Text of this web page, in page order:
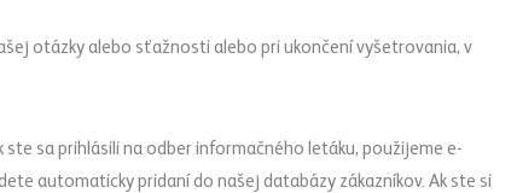
otázky alebo sťažnosti alebo pri ukončení vyšetrovania, v
sa prihlásili na odber informačného letáku, použijeme e-
automaticky pridaní do našej databázy zákazníkov. Ak ste si